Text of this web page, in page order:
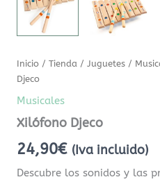
Inicio /Tienda /Juguetes /
Djeco
Musicales
Xilófono Djeco
24,90€ (Iva incluido)
Descubre los sonidos y las